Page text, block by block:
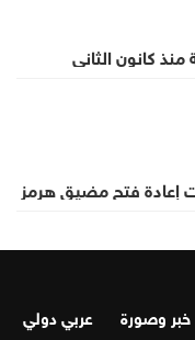
كانون الثاني
إعادة فتح مضيق هرمز
خبر وصورة
عربي دولي